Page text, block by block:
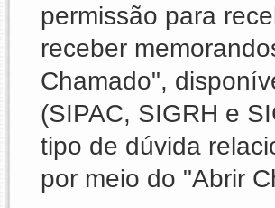
permissão para
receber
Chamado",
(SIPAC, SIGRH e
tipo de dúvida
por meio do "Abrir